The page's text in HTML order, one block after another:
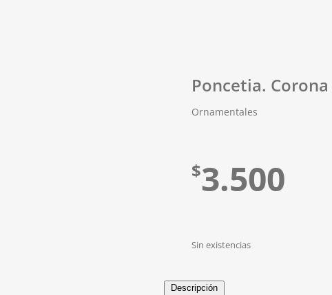
Poncetia.
Ornamentales
$3.500
Sin existencias
Descripción